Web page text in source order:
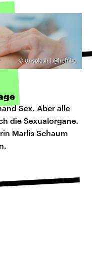
©Unsplash | @heftiba
Sex. Aber alle
die Sexualorgane.
Marlis Schaum